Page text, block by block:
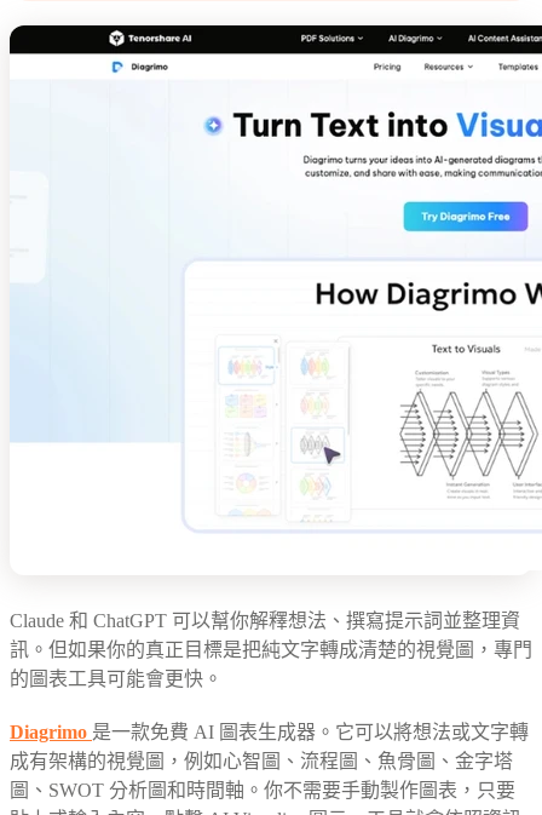
Claude 和 ChatGPT 可以幫你解釋想法、撰寫提示詞並整理資
訊。但如果你的真正目標是把純文字轉成清楚的視覺圖，專門
的圖表工具可能會更快。
Diagrimo 是一款免費 AI 圖表生成器。它可以將想法或文字轉
成有架構的視覺圖，例如心智圖、流程圖、魚骨圖、金字塔
圖、SWOT 分析圖和時間軸。你不需要手動製作圖表，只要